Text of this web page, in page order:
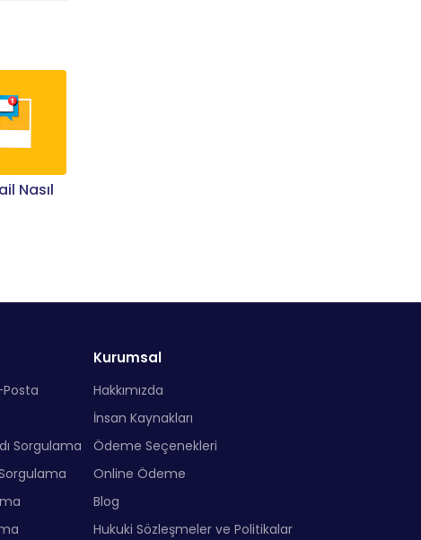
Nasıl
Sorgulama
Kurumsal
Hakkımızda
İnsan Kaynakları
Ödeme Seçenekleri
Online Ödeme
Blog
Hukuki Sözleşmeler ve Politikalar